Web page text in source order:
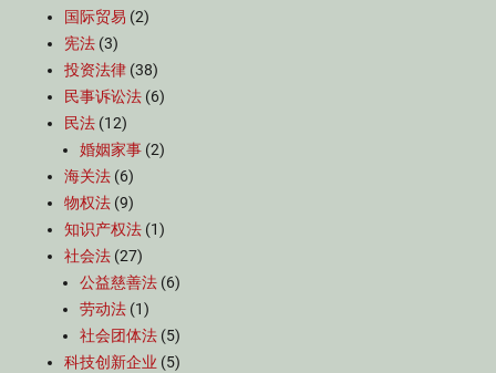
国际贸易 (2)
宪法 (3)
投资法律 (38)
民事诉讼法 (6)
民法 (12)
婚姻家事 (2)
海关法 (6)
物权法 (9)
知识产权法 (1)
社会法 (27)
公益慈善法 (6)
劳动法 (1)
社会团体法 (5)
科技创新企业 (5)